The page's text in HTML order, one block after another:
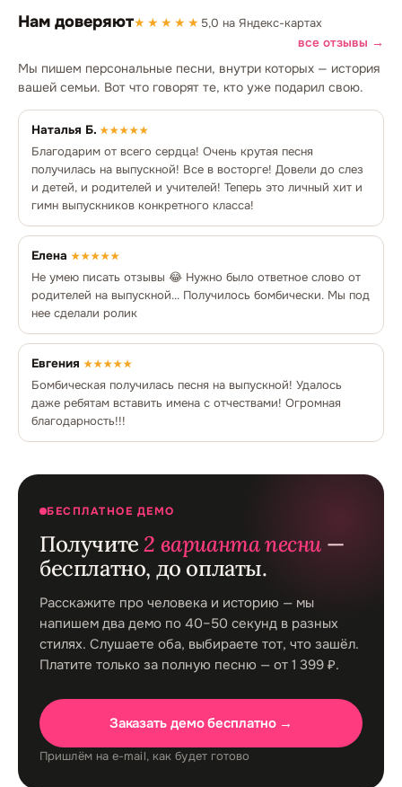
Нам доверяют★★★★★ 5,0 на Яндекс-картах
все отзывы →
Мы пишем персональные песни, внутри которых — история
вашей семьи. Вот что говорят те, кто уже подарил свою.
Наталья Б. ★★★★★
Благодарим от всего сердца! Очень крутая песня
получилась на выпускной! Все в восторге! Довели до слез
и детей, и родителей и учителей! Теперь это личный хит и
гимн выпускников конкретного класса!
Елена ★★★★★
Не умею писать отзывы 😂 Нужно было ответное слово от
родителей на выпускной... Получилось бомбически. Мы под
нее сделали ролик
Евгения ★★★★★
Бомбическая получилась песня на выпускной! Удалось
даже ребятам вставить имена с отчествами! Огромная
благодарность!!!
БЕСПЛАТНОЕ ДЕМО
Получите2 варианта песни —
бесплатно, до оплаты.
Расскажите про человека и историю — мы
напишем два демо по 40–50 секунд в разных
стилях. Слушаете оба, выбираете тот, что зашёл.
Платите только за полную песню — от 1 399 ₽.
Заказать демо бесплатно →
Пришлём на e-mail, как будет готово